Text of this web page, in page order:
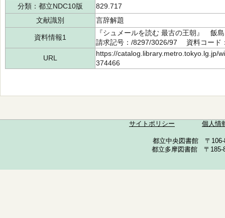
分類：都立NDC10版
829.717
文献識別
言辞解題
資料情報1
『シュメールを読む 最古の王朝』
請求記号：/8297/3026/97 資料コード
URL
https://catalog.library.metro.tokyo.lg.jp/
374466
サイトポリシー 個人情
都立中央図書館 〒
都立多摩図書館 〒185-